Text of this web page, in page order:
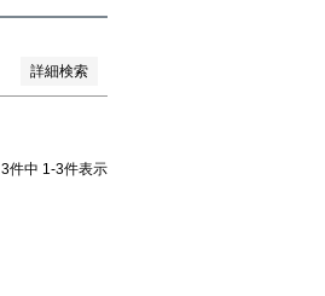
詳細検索
3件中 1 -3件表示